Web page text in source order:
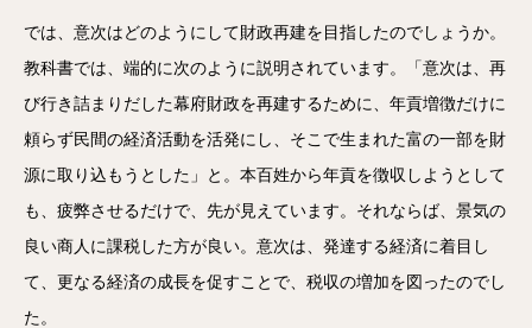
では、意次はどのようにして財政再建を目指したのでしょうか。
教科書では、端的に次のように説明されています。「意次は、再
び行き詰まりだした幕府財政を再建するために、年貢増徴だけに
頼らず民間の経済活動を活発にし、そこで生まれた富の一部を財
源に取り込もうとした」と。本百姓から年貢を徴収しようとして
も、疲弊させるだけで、先が見えています。それならば、景気の
良い商人に課税した方が良い。意次は、発達する経済に着目し
て、更なる経済の成長を促すことで、税収の増加を図ったのでし
た。